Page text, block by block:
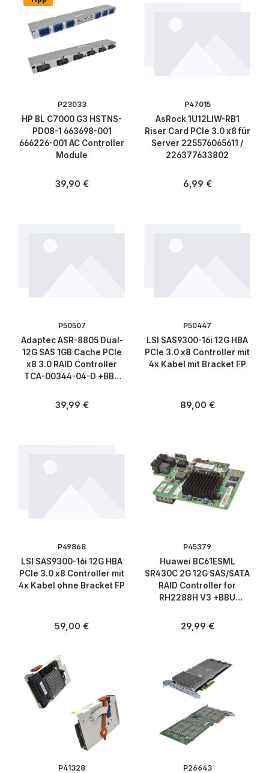
Backplanes
Control Panels
Grafik & Controller
Controller
Grafikkarten
Riser Cards
Server Flash Cache PCIe
Netzwerktechnik
Peripherie & Zubehör
Server
Speicherlösungen & SSDs
Über uns
P23033
HP BL C7000 G3 HSTNS-
PD08-1 663698-001
666226-001 AC Controller
Module
Regulärer Preis:
39,90 €
P47015
AsRock 1U12LIW-RB1
Riser Card PCIe 3.0 x8 für
Server 225576065611 /
226377633802
Regulärer Preis:
6,99 €
P50507
Adaptec ASR-8805 Dual-
12G SAS 1GB Cache PCIe
x8 3.0 RAID Controller
TCA-00344-04-D +BBU
Regulärer Preis:
39,99 €
P50447
LSI SAS9300-16i 12G HBA
PCIe 3.0 x8 Controller mit
4x Kabel mit Bracket FP
Regulärer Preis:
89,00 €
P49868
LSI SAS9300-16i 12G HBA
PCIe 3.0 x8 Controller mit
4x Kabel ohne Bracket FP
Regulärer Preis:
59,00 €
P45379
Huawei BC61ESML
SR430C 2G 12G SAS/SATA
RAID Controller for
RH2288H V3 +BBU
Regulärer Preis:
29,99 €
P41328 P26643